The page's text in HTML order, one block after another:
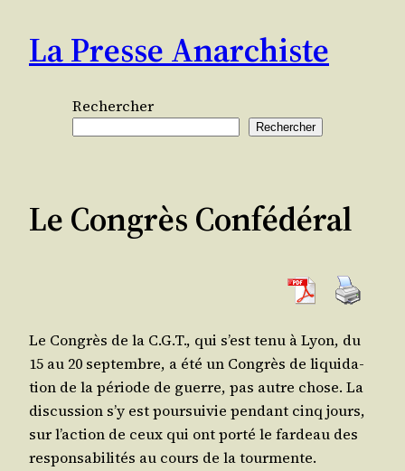
contenu
La Presse Anarchiste
Rechercher
Rechercher
Le Congrès Confédéral
Le Congrès de la C.G.T., qui s’est tenu à Lyon, du
15 au 20 sep­tembre, a été un Congrès de liqui­da­
tion de la période de guerre, pas autre chose. La
dis­cus­sion s’y est pour­sui­vie pen­dant cinq jours,
sur l’ac­tion de ceux qui ont por­té le far­deau des
res­pon­sa­bi­li­tés au cours de la tourmente.